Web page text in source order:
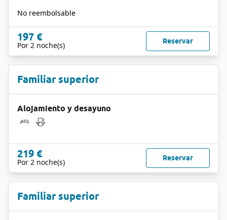
No reembolsable
197 €
Por 2 noche(s) Reservar
Familiar superior
Alojamiento y desayuno
219 €
Por 2 noche(s) Reservar
Familiar superior